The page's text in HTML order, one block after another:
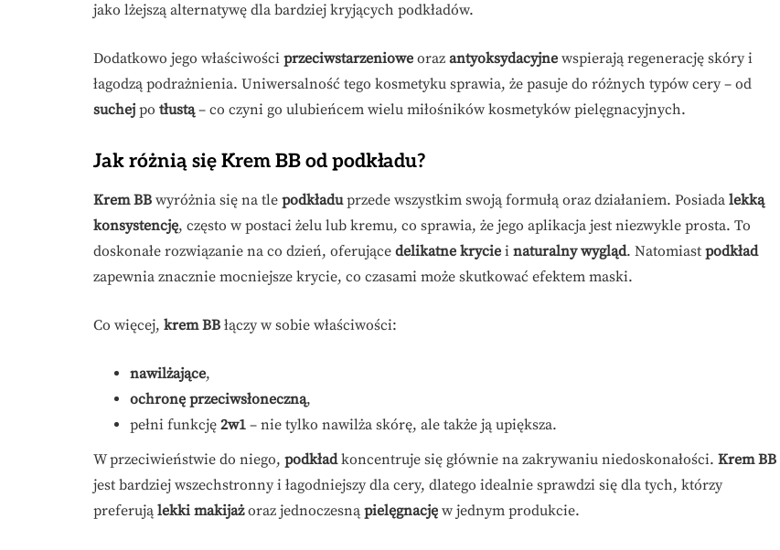
jako lżejszą alternatywę dla bardziej kryjących podkładów.
Dodatkowo jego właściwości przeciwstarzeniowe oraz antyoksydacyjne wspierają regenerację skóry i
łagodzą podrażnienia. Uniwersalność tego kosmetyku sprawia, że pasuje do różnych typów cery – od
suchej po tłustą– co czyni go ulubieńcem wielu miłośników kosmetyków pielęgnacyjnych.
Jak różnią się Krem BB od podkładu?
Krem BB wyróżnia się na tle podkładuprzede wszystkim swoją formułą oraz działaniem. Posiada lekką
konsystencję, często w postaci żelu lub kremu, co sprawia, że jego aplikacja jest niezwykle prosta. To
doskonałe rozwiązanie na co dzień, oferujące delikatne krycie i naturalny wygląd. Natomiast podkład
zapewnia znacznie mocniejsze krycie, co czasami może skutkować efektem maski.
Co więcej, krem BB łączy w sobie właściwości:
nawilżające,
ochronę przeciwsłoneczną,
pełni funkcję 2w1 – nie tylko nawilża skórę, ale także ją upiększa.
W przeciwieństwie do niego, podkładkoncentruje się głównie na zakrywaniu niedoskonałości. Krem BB
jest bardziej wszechstronny i łagodniejszy dla cery, dlatego idealnie sprawdzi się dla tych, którzy
preferują lekki makijażoraz jednoczesną pielęgnację w jednym produkcie.